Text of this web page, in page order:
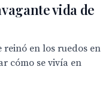
vida de
en los ruedos en
cómo se vivía en